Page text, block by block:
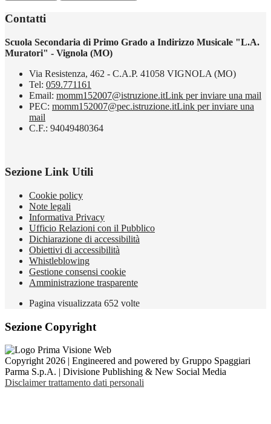
Contatti
Scuola Secondaria di Primo Grado a Indirizzo Musicale "L.A.
Muratori" - Vignola (MO)
Via Resistenza, 462 - C.A.P. 41058 VIGNOLA (MO)
Tel: 059.771161
Email: momm152007@istruzione.itLink per inviare una mail
PEC: momm152007@pec.istruzione.itLink per inviare una
mail
C.F.: 94049480364
Sezione Link Utili
Cookie policy
Note legali
Informativa Privacy
Ufficio Relazioni con il Pubblico
Dichiarazione di accessibilità
Obiettivi di accessibilità
Whistleblowing
Gestione consensi cookie
Amministrazione trasparente
Pagina visualizzata 652 volte
Sezione Copyright
Copyright 2026 | Engineered and powered by Gruppo Spaggiari
Parma S.p.A. | Divisione Publishing & New Social Media
Disclaimer trattamento dati personali